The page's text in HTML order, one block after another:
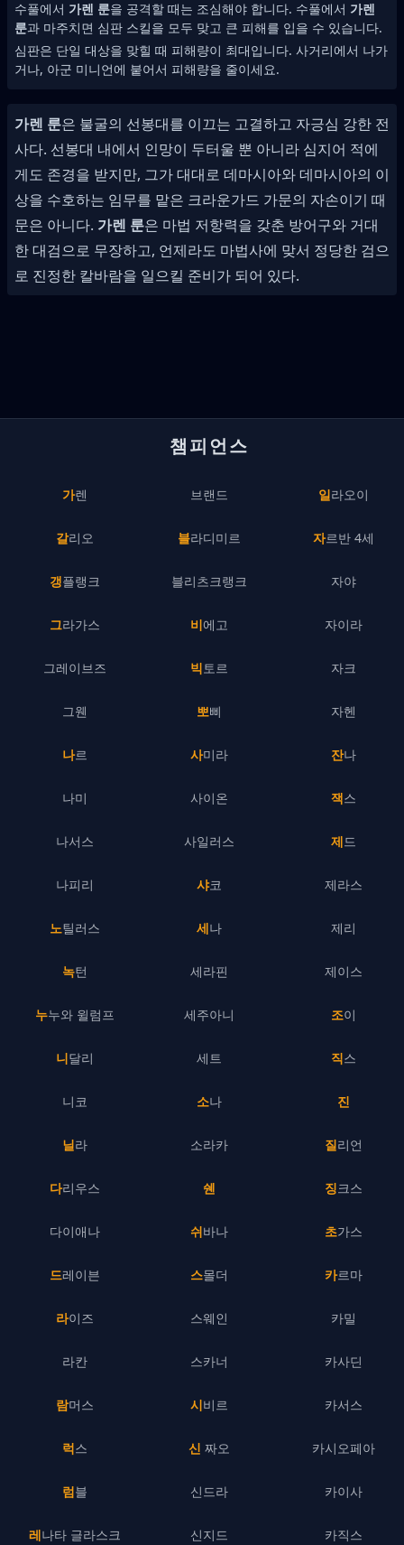
수풀에서 가렌 룬을 공격할 때는 조심해야 합니다. 수풀에서 가렌
룬과 마주치면 심판 스킬을 모두 맞고 큰 피해를 입을 수 있습니다.
심판은 단일 대상을 맞힐 때 피해량이 최대입니다. 사거리에서 나가
거나, 아군 미니언에 붙어서 피해량을 줄이세요.
가렌 룬은 불굴의 선봉대를 이끄는 고결하고 자긍심 강한 전
사다. 선봉대 내에서 인망이 두터울 뿐 아니라 심지어 적에
게도 존경을 받지만, 그가 대대로 데마시아와 데마시아의 이
상을 수호하는 임무를 맡은 크라운가드 가문의 자손이기 때
문은 아니다. 가렌 룬은 마법 저항력을 갖춘 방어구와 거대
한 대검으로 무장하고, 언제라도 마법사에 맞서 정당한 검으
로 진정한 칼바람을 일으킬 준비가 되어 있다.
챔피언스
가렌
갈리오
갱플랭크
그라가스
그레이브즈
그웬
나르
나미
나서스
나피리
노틸러스
녹턴
누누와 윌럼프
니달리
니코
닐라
다리우스
다이애나
드레이븐
라이즈
라칸
람머스
럭스
럼블
레나타 글라스크
브랜드
블라디미르
블리츠크랭크
비에고
빅토르
뽀삐
사미라
사이온
사일러스
샤코
세나
세라핀
세주아니
세트
소나
소라카
쉔
쉬바나
스몰더
스웨인
스카너
시비르
신 짜오
신드라
신지드
일라오이
자르반 4세
자야
자이라
자크
자헨
잔나
잭스
제드
제라스
제리
제이스
조이
직스
진
질리언
징크스
초가스
카르마
카밀
카사딘
카서스
카시오페아
카이사
카직스